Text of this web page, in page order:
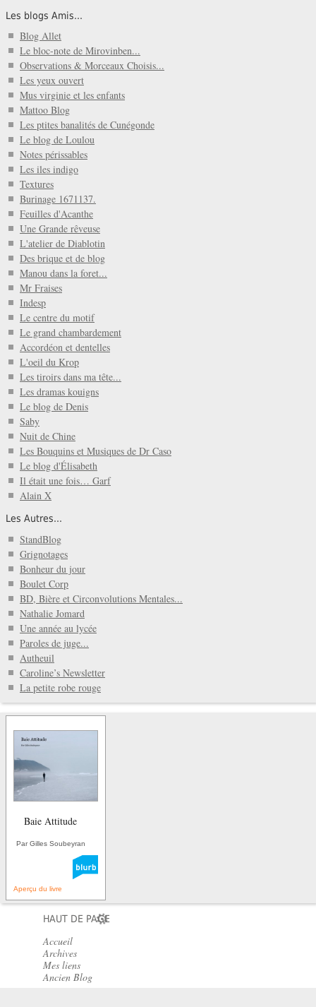
Les blogs Amis...
Blog Allet
Le bloc-note de Mirovinben...
Observations & Morceaux Choisis...
Les yeux ouvert
Mus virginie et les enfants
Mattoo Blog
Les ptites banalités de Cunégonde
Le blog de Loulou
Notes périssables
Les iles indigo
Textures
Burinage 1671137.
Feuilles d'Acanthe
Une Grande rêveuse
L'atelier de Diablotin
Des brique et de blog
Manou dans la foret...
Mr Fraises
Indesp
Le centre du motif
Le grand chambardement
Accordéon et dentelles
L'oeil du Krop
Les tiroirs dans ma tête...
Les dramas kouigns
Le blog de Denis
Saby
Nuit de Chine
Les Bouquins et Musiques de Dr Caso
Le blog d'Élisabeth
Il était une fois… Garf
Alain X
Les Autres...
StandBlog
Grignotages
Bonheur du jour
Boulet Corp
BD, Bière et Circonvolutions Mentales...
Nathalie Jomard
Une année au lycée
Paroles de juge...
Autheuil
Caroline’s Newsletter
La petite robe rouge
Baie Attitude
Par Gilles Soubeyran
Aperçu du livre
HAUT DE PAGE
Accueil
Archives
Mes liens
Ancien Blog